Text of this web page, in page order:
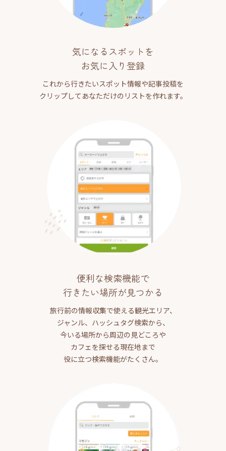
気になるスポットを
お気に入り登録
これから行きたいスポット情報や記事投稿を
クリップしてあなただけのリストを作れます。
便利な検索機能で
行きたい場所が見つかる
旅行前の情報収集で使える観光エリア、
ジャンル、ハッシュタグ検索から、
今いる場所から周辺の見どころや
カフェを探せる現在地まで
役に立つ検索機能がたくさん。